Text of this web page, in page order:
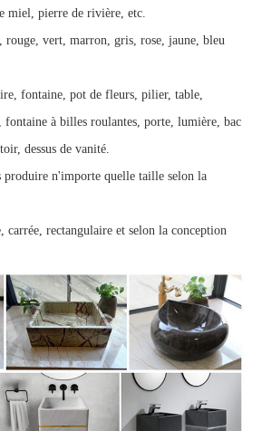
miel, pierre de rivière, etc.
vert, marron, gris, rose, jaune, bleu
fontaine, pot de fleurs, pilier, table,
fontaine à billes roulantes, porte, lumière, bac
dessus de vanité.
produire n'importe quelle taille selon la
carrée, rectangulaire et selon la conception